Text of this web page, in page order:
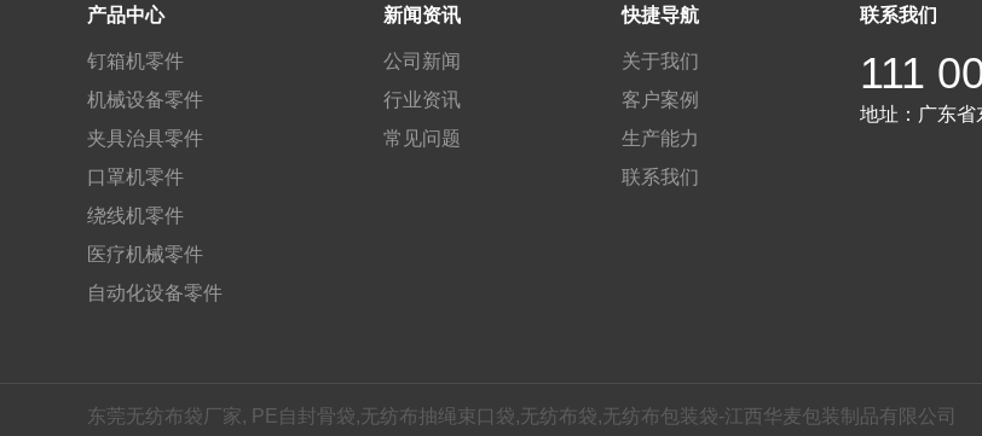
产品中心
钉箱机零件
机械设备零件
夹具治具零件
口罩机零件
绕线机零件
医疗机械零件
自动化设备零件
新闻资讯
公司新闻
行业资讯
常见问题
快捷导航
关于我们
客户案例
生产能力
联系我们
联系我们
111
地址： 广东省
东莞无纺布袋厂家, PE自封骨袋,无纺布抽绳束口袋,无纺布袋,无纺布包装袋-江西华麦包装制品有限公司